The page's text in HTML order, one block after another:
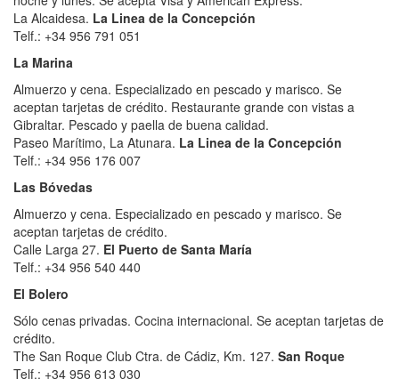
La Alcaidesa. La Linea de la Concepción
Telf.: +34 956 791 051
La Marina
Almuerzo y cena. Especializado en pescado y marisco. Se
aceptan tarjetas de crédito. Restaurante grande con vistas a
Gibraltar. Pescado y paella de buena calidad.
Paseo Marítimo, La Atunara. La Linea de la Concepción
Telf.: +34 956 176 007
Las Bóvedas
Almuerzo y cena. Especializado en pescado y marisco. Se
aceptan tarjetas de crédito.
Calle Larga 27. El Puerto de Santa María
Telf.: +34 956 540 440
El Bolero
Sólo cenas privadas. Cocina internacional. Se aceptan tarjetas de
crédito.
The San Roque Club Ctra. de Cádiz, Km. 127. San Roque
Telf.: +34 956 613 030